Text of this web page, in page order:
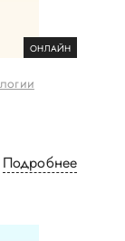
ОНЛАЙН
Подробнее